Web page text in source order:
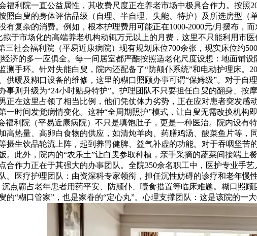
利院一直公益属性，其收费尺度正在养老市场中极具合作力。按照
照白叟的身体评估品级（自理、半自理、失能、特护）及所选房型（
复杂的消费。例如，根本护理费用可能正在1000-2000元/月摆布，
于市场化的高端养老机构动辄万元以上的月费，这里不只能利用市
社会福利院（平易近康病院）现有规划床位700余张，现实床位约
济的多一应俱全。每一间居室都严酷按照适老化尺度设想：地面铺
手环。针对失能白叟，院内还配备了“防颠仆系统”和电动护理床。
暖及糊口设备的维修，这里的糊口照顾办事可谓“保姆级”。对于自
则升级为“24小时贴身特护”。护理团队不只要担任白叟的翻身、按
在这里占领了相当比例，他们凭仗体力劣势，正在应对患者突发感
时间发觉病情变化。这种“全周期照护”模式，让白叟无需改换机构
利院（平易近康病院）不只是填饱肚子，更是一种医治。院内设有
高热量、高卵白食物的供应，如清炖羊肉、药膳鸡汤、酸菜鱼片等，
生饮品轮流上阵，起到养胃健脾、益气补虚的功能。对于吞咽坚苦
此外，院内的“农乐土”让白叟参取种植，亲手采摘的蔬菜间接端上
作力正在于其强大的办事团队。全院350余名职工中，医护专业手
医疗护理团队：由资深科专家领衔，担任沉性妨碍的诊疗和老年慢
点霸占老年患者用药平安、防颠仆、噎食措置等临床难题。糊口照
“糊口管家”，也是家眷的“定心丸”。心理支撑团队：这是该院的一